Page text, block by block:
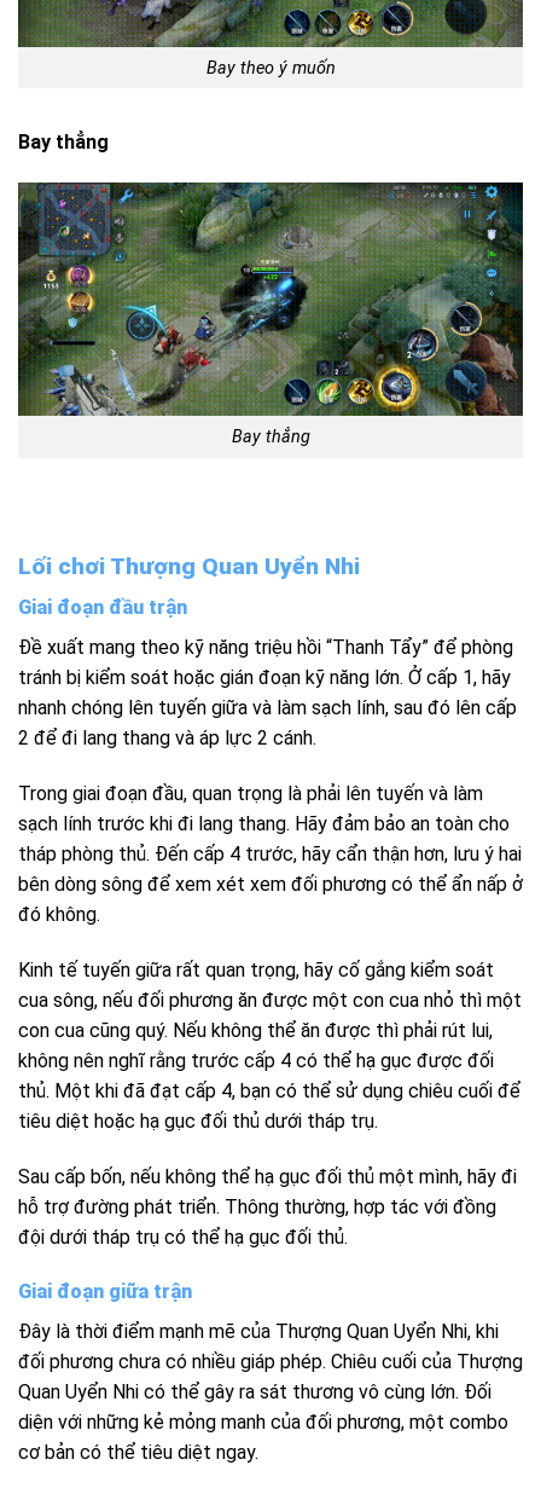
Bay theo ý muốn
Bay thẳng
Bay thẳng
Lối chơi Thượng Quan Uyển Nhi
Giai đoạn đầu trận
Đề xuất mang theo kỹ năng triệu hồi “Thanh Tẩy” để phòng
tránh bị kiểm soát hoặc gián đoạn kỹ năng lớn. Ở cấp 1, hãy
nhanh chóng lên tuyến giữa và làm sạch lính, sau đó lên cấp
2 để đi lang thang và áp lực 2 cánh.
Trong giai đoạn đầu, quan trọng là phải lên tuyến và làm
sạch lính trước khi đi lang thang. Hãy đảm bảo an toàn cho
tháp phòng thủ. Đến cấp 4 trước, hãy cẩn thận hơn, lưu ý hai
bên dòng sông để xem xét xem đối phương có thể ẩn nấp ở
đó không.
Kinh tế tuyến giữa rất quan trọng, hãy cố gắng kiểm soát
cua sông, nếu đối phương ăn được một con cua nhỏ thì một
con cua cũng quý. Nếu không thể ăn được thì phải rút lui,
không nên nghĩ rằng trước cấp 4 có thể hạ gục được đối
thủ. Một khi đã đạt cấp 4, bạn có thể sử dụng chiêu cuối để
tiêu diệt hoặc hạ gục đối thủ dưới tháp trụ.
Sau cấp bốn, nếu không thể hạ gục đối thủ một mình, hãy đi
hỗ trợ đường phát triển. Thông thường, hợp tác với đồng
đội dưới tháp trụ có thể hạ gục đối thủ.
Giai đoạn giữa trận
Đây là thời điểm mạnh mẽ của Thượng Quan Uyển Nhi, khi
đối phương chưa có nhiều giáp phép. Chiêu cuối của Thượng
Quan Uyển Nhi có thể gây ra sát thương vô cùng lớn. Đối
diện với những kẻ mỏng manh của đối phương, một combo
cơ bản có thể tiêu diệt ngay.